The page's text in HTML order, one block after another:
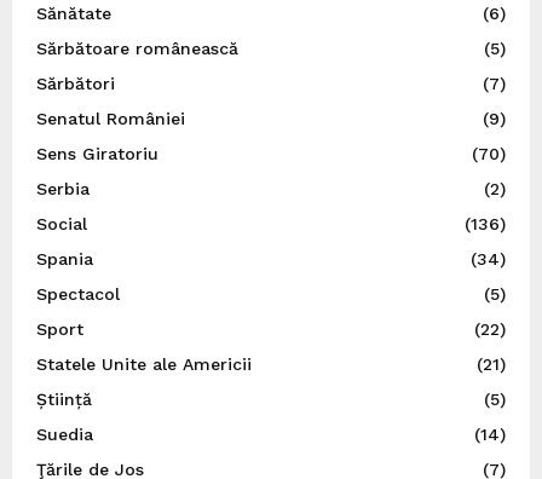
Sănătate
(6)
Sărbătoare românească
(5)
Sărbători
(7)
Senatul României
(9)
Sens Giratoriu
(70)
Serbia
(2)
Social
(136)
Spania
(34)
Spectacol
(5)
Sport
(22)
Statele Unite ale Americii
(21)
Știință
(5)
Suedia
(14)
Ţările de Jos
(7)